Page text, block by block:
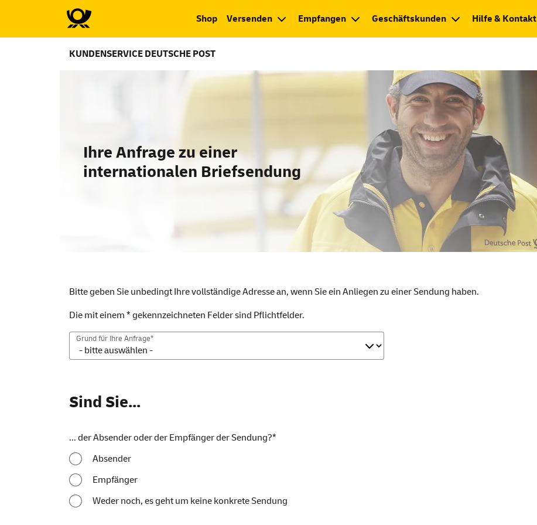
Shop Versenden Empfangen Geschäftskunden Hilfe & Kontakt
KUNDENSERVICE DEUTSCHE POST
Ihre Anfrage zu einer
internationalen Briefsendung
Bitte geben Sie unbedingt Ihre vollständige Adresse an, wenn Sie ein Anliegen zu einer Sendung haben.
Die mit einem * gekennzeichneten Felder sind Pflichtfelder.
Grund für Ihre Anfrage*
Sind Sie...
... der Absender oder der Empfänger der Sendung?*
Absender
Empfänger
Weder noch, es geht um keine konkrete Sendung